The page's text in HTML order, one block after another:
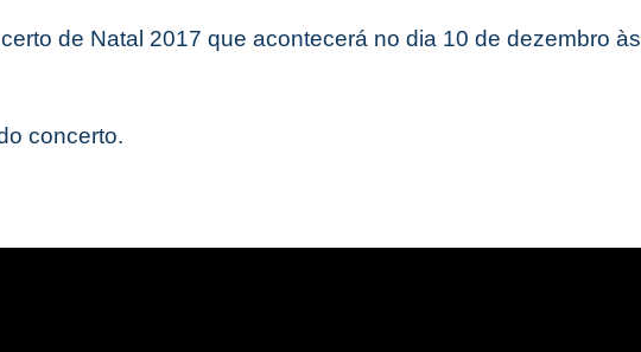
de Natal 2017 que acontecerá no dia 10 de dezembro às
concerto.